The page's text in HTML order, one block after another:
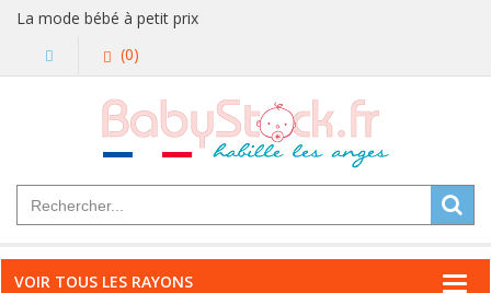
La mode bébé à petit prix
(0)
VOIR TOUS LES RAYONS